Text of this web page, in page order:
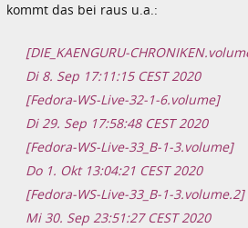
kommt das bei raus u.a.:
[DIE_KAENGURU-
Di 8. Sep 17:11:15 CEST 2020
[Fedora-WS-Live-32-1-6.volume]
Di 29. Sep 17:58:48 CEST 2020
[Fedora-WS-Live-33_B-1-3.volume]
Do 1. Okt 13:04:21 CEST 2020
[Fedora-WS-Live-33_B-1-3.volume.2]
Mi 30. Sep 23:51:27 CEST 2020